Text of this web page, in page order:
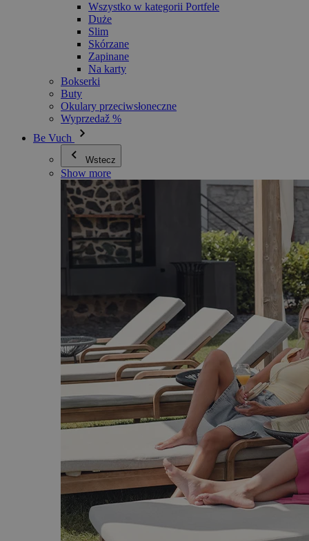
Wszystko w kategorii Portfele
Duże
Slim
Skórzane
Zapinane
Na karty
Bokserki
Buty
Okulary przeciwsłoneczne
Wyprzedaž %
Be Vuch
Wstecz
Show more